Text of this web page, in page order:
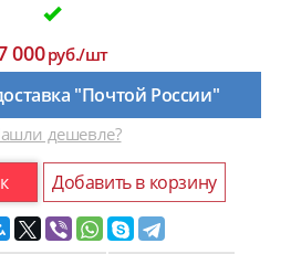
000руб./шт
"Почтой России"
дешевле?
Добавить в корзину